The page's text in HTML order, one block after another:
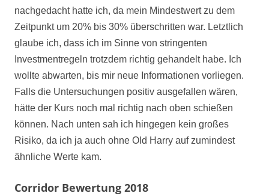
nachgedacht hatte ich, da mein Mindestwert zu dem
Zeitpunkt um 20% bis 30% überschritten war. Letztlich
glaube ich, dass ich im Sinne von stringenten
Investmentregeln trotzdem richtig gehandelt habe. Ich
wollte abwarten, bis mir neue Informationen vorliegen.
Falls die Untersuchungen positiv ausgefallen wären,
hätte der Kurs noch mal richtig nach oben schießen
können. Nach unten sah ich hingegen kein großes
Risiko, da ich ja auch ohne Old Harry auf zumindest
ähnliche Werte kam.
Corridor Bewertung 2018